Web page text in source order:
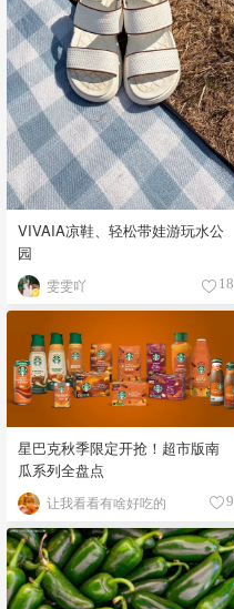
VIVAIA凉鞋、轻松带娃游玩水公
园
雯雯吖 18
星巴克秋季限定开抢！超市版南
瓜系列全盘点
让我看看有啥好吃的 9